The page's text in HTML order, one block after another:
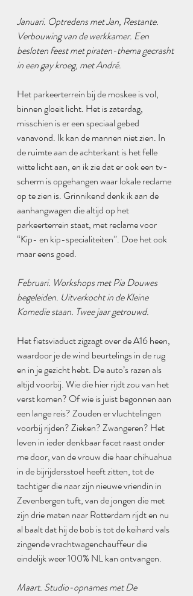
Januari. Optredens met Jan, Restante.
Verbouwing van de werkkamer. Een
besloten feest met piraten-thema gecrasht
in een gay kroeg, met André.
Het parkeerterrein bij de moskee is vol,
binnen gloeit licht. Het is zaterdag,
misschien is er een speciaal gebed
vanavond. Ik kan de mannen niet zien. In
de ruimte aan de achterkant is het felle
witte licht aan, en ik zie dat er ook een tv-
scherm is opgehangen waar lokale reclame
op te zien is. Grinnikend denk ik aan de
aanhangwagen die altijd op het
parkeerterrein staat, met reclame voor
“Kip- en kip-specialiteiten”. Doe het ook
maar eens goed.
Februari. Workshops met Pia Douwes
begeleiden. Uitverkocht in de Kleine
Komedie staan. Twee jaar getrouwd.
Het fietsviaduct zigzagt over de A16 heen,
waardoor je de wind beurtelings in de rug
en in je gezicht hebt. De auto’s razen als
altijd voorbij. Wie die hier rijdt zou van het
verst komen? Of wie is juist begonnen aan
een lange reis? Zouden er vluchtelingen
voorbij rijden? Zieken? Zwangeren? Het
leven in ieder denkbaar facet raast onder
me door, van de vrouw die haar chihuahua
in de bijrijdersstoel heeft zitten, tot de
tachtiger die naar zijn nieuwe vriendin in
Zevenbergen tuft, van de jongen die met
zijn drie maten naar Rotterdam rijdt en nu
al baalt dat hij de bob is tot de keihard vals
zingende vrachtwagenchauffeur die
eindelijk weer 100% NL kan ontvangen.
Maart. Studio-opnames met De